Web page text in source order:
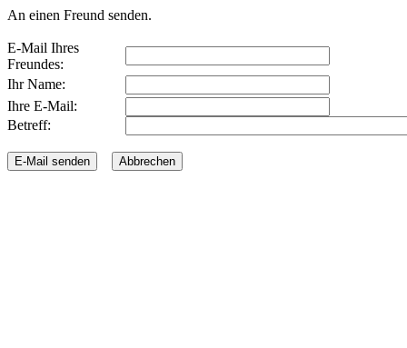
An einen Freund senden.
E-Mail Ihres
Freundes:
Ihr Name:
Ihre E-Mail:
Betreff: